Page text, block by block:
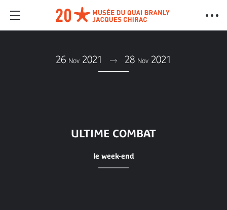
26 Nov 2021 28 Nov 2021
ULTIME COMBAT
le week-end